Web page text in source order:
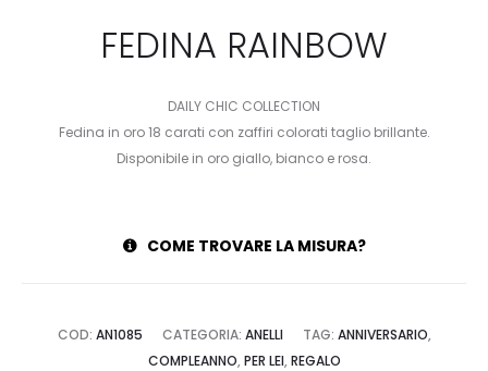
FEDINA RAINBOW
DAILY CHIC COLLECTION
Fedina in oro 18 carati con zaffiri colorati taglio brillante.
Disponibile in oro giallo, bianco e rosa.
COME TROVARE LA MISURA?
COD: AN1085 CATEGORIA: ANELLI TAG: ANNIVERSARIO,
COMPLEANNO, PER LEI, REGALO